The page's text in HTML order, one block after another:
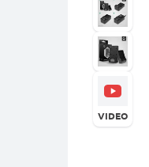
VIDEO